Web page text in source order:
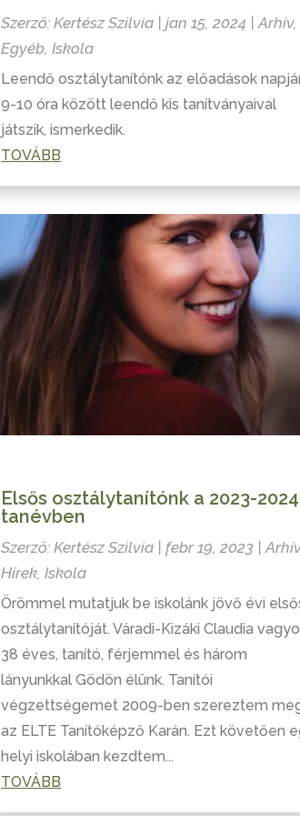
Szerző:Kertész Szilvia |jan 15, 2024 |Arhív,
Egyéb,Iskola
Leendő osztálytanítónk az előadások
9-10 óra között leendő kis tanítványaival
játszik, ismerkedik.
TOVÁBB
Elsős osztálytanítónk a 2023-
tanévben
Szerző:Kertész Szilvia |febr 19, 2023 |
Hírek,Iskola
Örömmel mutatjuk be iskolánk jövő évi
osztálytanítóját. Váradi-Kizáki Claudia
38 éves, tanító, férjemmel és három
lányunkkal Gödön élünk. Tanítói
végzettségemet 2009-ben szereztem
az ELTE Tanítóképző Karán. Ezt követően
helyi iskolában kezdtem...
TOVÁBB